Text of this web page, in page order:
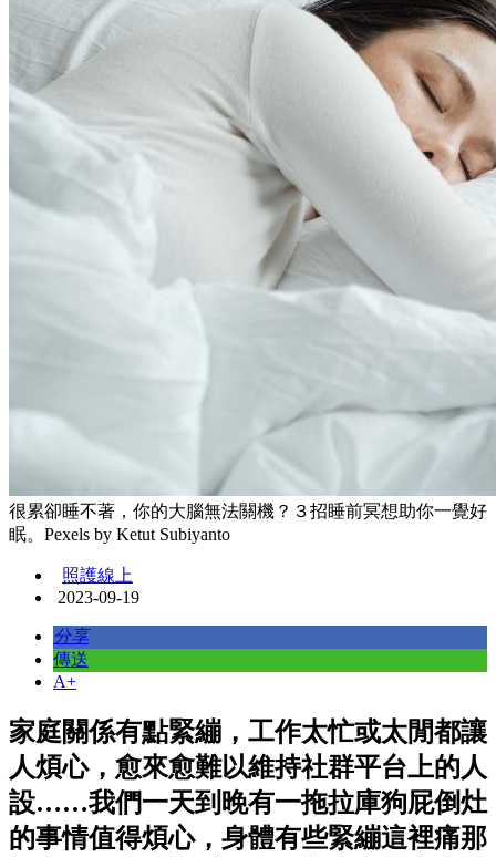
很累卻睡不著，你的大腦無法關機？３招睡前冥想助你一覺好
眠。Pexels by Ketut Subiyanto
照護線上
2023-09-19
分享
傳送
A+
家庭關係有點緊繃，工作太忙或太閒都讓
人煩心，愈來愈難以維持社群平台上的人
設……我們一天到晚有一拖拉庫狗屁倒灶
的事情值得煩心，身體有些緊繃這裡痛那